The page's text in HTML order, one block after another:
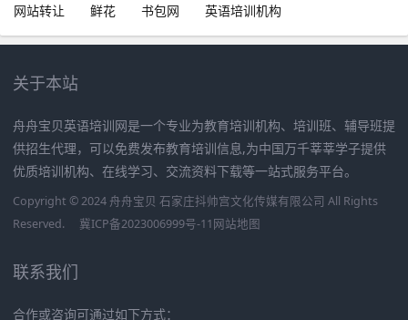
网站转让
鲜花 书包网 英语培训机构
关于本站
舟舟宝贝英语培训网是一个专业为教育培训机构、培训班、辅导班提
供招生代理，可以免费发布教育培训信息,为中国万千莘莘学子提供
优质培训机构、在线学习、交流资料下载等一站式服务平台。
Copyright © 2024 舟舟宝贝 石家庄抖帅宫文化传媒有限公司 All Rights
Reserved.
冀ICP备2023006999号-11网站地图
联系我们
合作或咨询可通过如下方式：